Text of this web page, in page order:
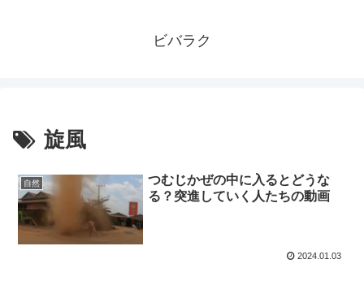
ビバラク
旋風
自然
つむじかぜの中に入るとどうな
る？突進していく人たちの動画
2024.01.03